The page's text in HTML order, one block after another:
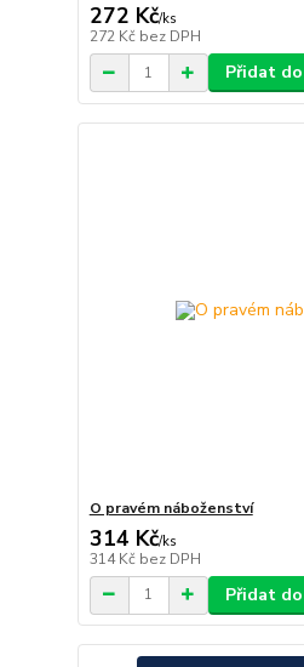
272 Kč/ks
272 Kč bez DPH
Přidat
O pravém náboženství
314 Kč/ks
314 Kč bez DPH
Přidat